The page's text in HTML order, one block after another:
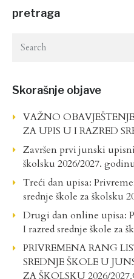
pretraga
Skorašnje objave
VAŽNO
ZA UPIS U I RAZRED
Završen prvi junski
školsku 2026/2027.
Treći dan upisa:
srednje škole za školsku
Drugi dan online upisa:
I razred srednje škole za
PRIVREMENA RANG
SREDNJE ŠKOLE U
ZA ŠKOLSKU 2026/